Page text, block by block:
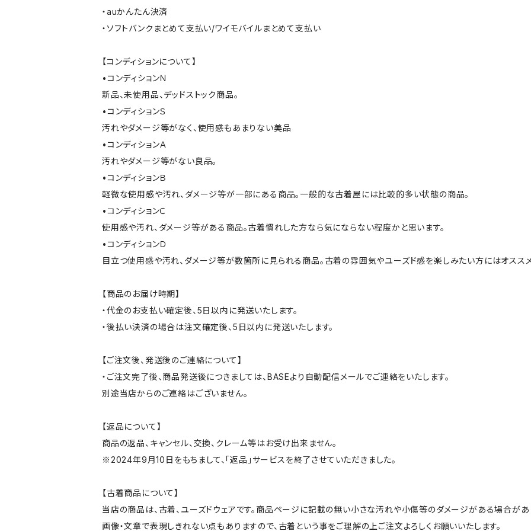
・auかんたん決済
・ソフトバンクまとめて支払い/ワイモバイルまとめて支払い
【コンディションについて】
•コンディションＮ
新品、未使用品、デッドストック商品。
•コンディションＳ
汚れやダメージ等がなく、使用感もあまりない美品
•コンディションＡ
汚れやダメージ等がない良品。
•コンディションＢ
軽微な使用感や汚れ、ダメージ等が一部にある商品。一般的な古着屋には比較的多い状態の商品。
•コンディションＣ
使用感や汚れ、ダメージ等がある商品。古着慣れした方なら気にならない程度かと思います。
•コンディションＤ
目立つ使用感や汚れ、ダメージ等が数箇所に見られる商品。古着の雰囲気やユーズド感を楽しみたい方にはオスス
【商品のお届け時期】
・代金のお支払い確定後、5日以内に発送いたします。
・後払い決済の場合は注文確定後、5日以内に発送いたします。
【ご注文後、発送後のご連絡について】
・ご注文完了後、商品発送後につきましては、BASEより自動配信メールでご連絡をいたします。
別途当店からのご連絡はございません。
【返品について】
商品の返品、キャンセル、交換、クレーム等はお受け出来ません。
※2024年9月10日をもちまして、「返品」サービスを終了させていただきました。
【古着商品について】
当店の商品は、古着、ユーズドウェアです。商品ページに記載の無い小さな汚れや小傷等のダメージがある場合があ
画像・文章で表現しきれない点もありますので、古着という事をご理解の上ご注文よろしくお願いいたします。